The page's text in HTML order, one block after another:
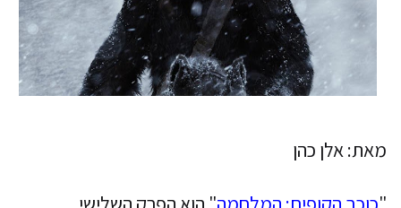
מאת: אלן כהן